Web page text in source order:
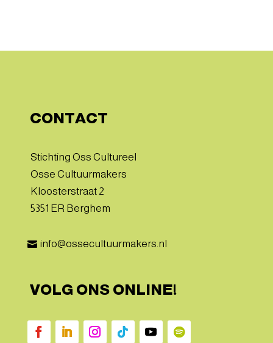
CONTACT
Stichting Oss Cultureel
Osse Cultuurmakers
Kloosterstraat 2
5351 ER Berghem
 info@ossecultuurmakers.nl
VOLG ONS ONLINE!